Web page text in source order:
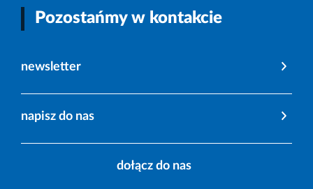
Pozostańmy w kontakcie
newsletter
napisz do nas
dołącz do nas